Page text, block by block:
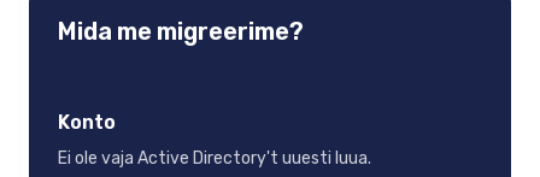
Mida me migreerime?
Konto
Ei ole vaja Active Directory't uuesti luua.